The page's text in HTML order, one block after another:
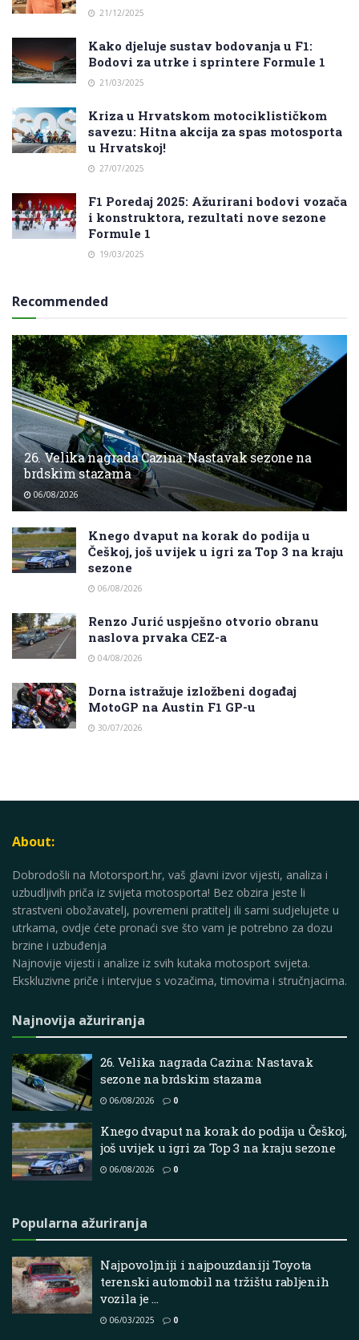
21/12/2025
Kako djeluje sustav bodovanja u F1:
Bodovi za utrke i sprintere Formule 1
21/03/2025
Kriza u Hrvatskom motociklističkom
savezu: Hitna akcija za spas motosporta
u Hrvatskoj!
27/07/2025
F1 Poredaj 2025: Ažurirani bodovi vozača
i konstruktora, rezultati nove sezone
Formule 1
19/03/2025
Recommended
26. Velika nagrada Cazina: Nastavak sezone na
brdskim stazama
06/08/2026
Knego dvaput na korak do podija u
Češkoj, još uvijek u igri za Top 3 na kraju
sezone
06/08/2026
Renzo Jurić uspješno otvorio obranu
naslova prvaka CEZ-a
04/08/2026
Dorna istražuje izložbeni događaj
MotoGP na Austin F1 GP-u
30/07/2026
About:
Dobrodošli na Motorsport.hr, vaš glavni izvor vijesti, analiza i
uzbudljivih priča iz svijeta motosporta! Bez obzira jeste li
strastveni obožavatelj, povremeni pratitelj ili sami sudjelujete u
utrkama, ovdje ćete pronaći sve što vam je potrebno za dozu
brzine i uzbuđenja
Najnovije vijesti i analize iz svih kutaka motosport svijeta.
Ekskluzivne priče i intervjue s vozačima, timovima i stručnjacima.
Najnovija ažuriranja
26. Velika nagrada Cazina: Nastavak
sezone na brdskim stazama
06/08/2026 0
Knego dvaput na korak do podija u Češkoj,
još uvijek u igri za Top 3 na kraju sezone
06/08/2026 0
Popularna ažuriranja
Najpovoljniji i najpouzdaniji Toyota
terenski automobil na tržištu rabljenih
vozila je …
06/03/2025 0